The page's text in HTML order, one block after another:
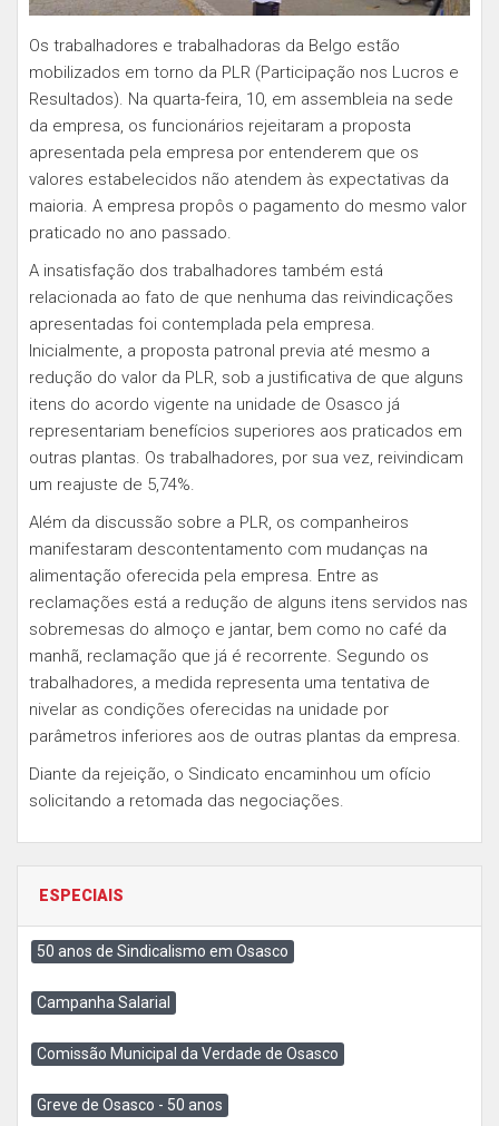
Os trabalhadores e trabalhadoras da Belgo estão
mobilizados em torno da PLR (Participação nos Lucros e
Resultados). Na quarta-feira, 10, em assembleia na sede
da empresa, os funcionários rejeitaram a proposta
apresentada pela empresa por entenderem que os
valores estabelecidos não atendem às expectativas da
maioria. A empresa propôs o pagamento do mesmo valor
praticado no ano passado.
A insatisfação dos trabalhadores também está
relacionada ao fato de que nenhuma das reivindicações
apresentadas foi contemplada pela empresa.
Inicialmente, a proposta patronal previa até mesmo a
redução do valor da PLR, sob a justificativa de que alguns
itens do acordo vigente na unidade de Osasco já
representariam benefícios superiores aos praticados em
outras plantas. Os trabalhadores, por sua vez, reivindicam
um reajuste de 5,74%.
Além da discussão sobre a PLR, os companheiros
manifestaram descontentamento com mudanças na
alimentação oferecida pela empresa. Entre as
reclamações está a redução de alguns itens servidos nas
sobremesas do almoço e jantar, bem como no café da
manhã, reclamação que já é recorrente. Segundo os
trabalhadores, a medida representa uma tentativa de
nivelar as condições oferecidas na unidade por
parâmetros inferiores aos de outras plantas da empresa.
Diante da rejeição, o Sindicato encaminhou um ofício
solicitando a retomada das negociações.
ESPECIAIS
50 anos de Sindicalismo em Osasco
Campanha Salarial
Comissão Municipal da Verdade de Osasco
Greve de Osasco - 50 anos